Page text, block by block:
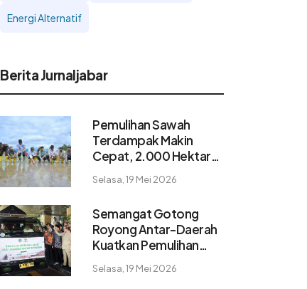
Energi Alternatif
Berita Jurnaljabar
Pemulihan Sawah
Terdampak Makin
Cepat, 2.000 Hektare
Selasa, 19 Mei 2026
Semangat Gotong
Royong Antar-Daerah
Kuatkan Pemulihan
Sumatera
Selasa, 19 Mei 2026